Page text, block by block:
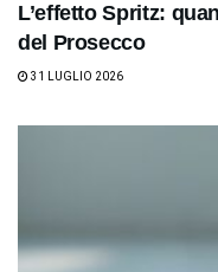
L’effetto Spritz:
del Prosecco
31 LUGLIO 2026